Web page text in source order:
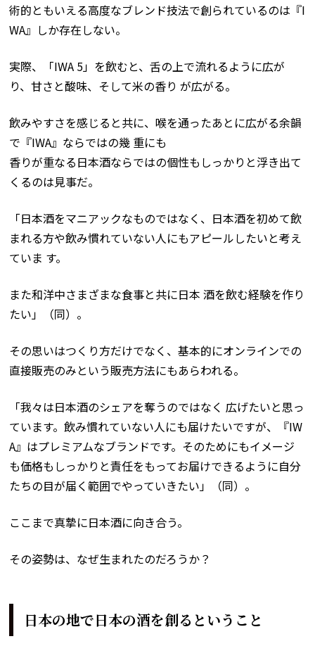
術的ともいえる高度なブレンド技法で創られているのは『I
WA』しか存在しない。
実際、「IWA 5」を飲むと、舌の上で流れるように広が
り、甘さと酸味、そして米の香り が広がる。
飲みやすさを感じると共に、喉を通ったあとに広がる余韻
で『IWA』ならではの幾 重にも
香りが重なる日本酒ならではの個性もしっかりと浮き出て
くるのは見事だ。
「日本酒をマニアックなものではなく、日本酒を初めて飲
まれる方や飲み慣れていない人にもアピールしたいと考え
ていま す。
また和洋中さまざまな食事と共に日本 酒を飲む経験を作り
たい」（同）。
その思いはつくり方だけでなく、基本的にオンラインでの
直接販売のみという販売方法にもあらわれる。
「我々は日本酒のシェアを奪うのではなく 広げたいと思っ
ています。飲み慣れていない人にも届けたいですが、『IW
A』はプレミアムなブランドです。そのためにもイメージ
も価格もしっかりと責任をもってお届けできるように自分
たちの目が届く範囲でやっていきたい」（同）。
ここまで真摯に日本酒に向き合う。
その姿勢は、なぜ生まれたのだろうか？
日本の地で日本の酒を創るということ